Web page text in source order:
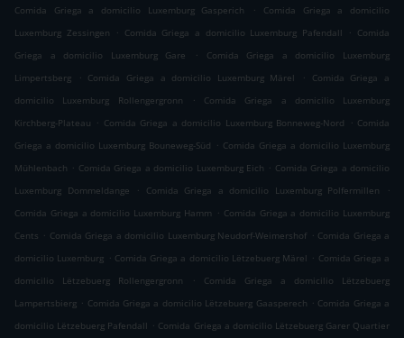
Comida Griega a domicilio Luxemburg Gasperich
.
Comida Griega a domicilio
Luxemburg Zessingen
. Comida Griega a domicilio Luxemburg Pafendall . Comida
Griega a domicilio Luxemburg Gare
.
Comida Griega a domicilio Luxemburg
Limpertsberg
. Comida Griega a domicilio Luxemburg Märel .
Comida Griega a
domicilio Luxemburg Rollengergronn
.
Comida Griega a domicilio Luxemburg
Kirchberg-Plateau . Comida Griega a domicilio Luxemburg Bonneweg-Nord . Comida
Griega a domicilio Luxemburg Bouneweg-Süd . Comida Griega a domicilio Luxemburg
Mühlenbach . Comida Griega a domicilio Luxemburg Eich . Comida Griega a domicilio
Luxemburg Dommeldange
. Comida Griega a domicilio Luxemburg Polfermillen
.
Comida Griega a domicilio Luxemburg Hamm . Comida Griega a domicilio Luxemburg
Cents . Comida Griega a domicilio Luxemburg Neudorf-Weimershof . Comida Griega a
domicilio Luxemburg . Comida Griega a domicilio Lëtzebuerg Märel . Comida Griega a
domicilio Lëtzebuerg Rollengergronn
.
Comida Griega a domicilio Lëtzebuerg
Lampertsbierg . Comida Griega a domicilio Lëtzebuerg Gaasperech . Comida Griega a
domicilio Lëtzebuerg Pafendall . Comida Griega a domicilio Lëtzebuerg Garer Quartier